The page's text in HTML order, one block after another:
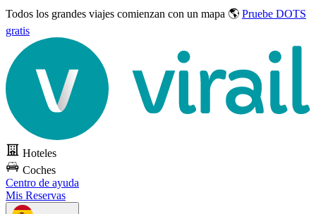
Todos los grandes viajes comienzan con un mapa 🌎 Pruebe DOTS
gratis
Hoteles
Coches
Centro de ayuda
Mis Reservas